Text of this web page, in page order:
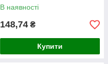
В наявності
148,74 ₴
Купити